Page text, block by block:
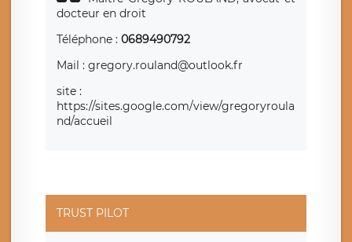
docteur en droit
Téléphone : 0689490792
Mail : gregory.rouland@outlook.fr
site :
https://sites.google.com/view/gregoryroula
nd/accueil
TRUST PILOT